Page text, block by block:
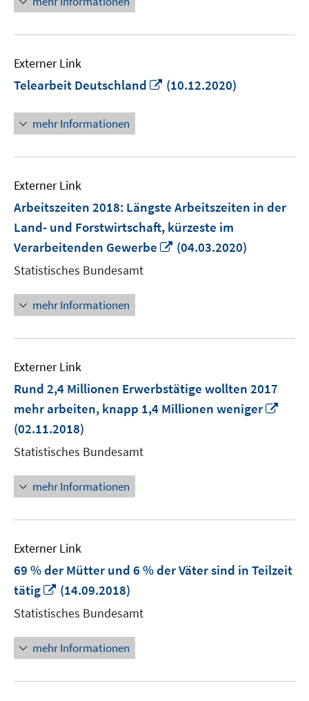
Externer Link
Telearbeit Deutschland
In
(10.12.2020)
mehr Informationen
Externer Link
Arbeitszeiten 2018: Längste Arbeitszeiten in der
Land- und Forstwirtschaft, kürzeste im
Verarbeitenden Gewerbe
In
(04.03.2020)
Statistisches Bundesamt
mehr Informationen
Externer Link
Rund 2,4 Millionen Erwerbstätige wollten 2017
mehr arbeiten, knapp 1,4 Millionen weniger
(02.11.2018)
Statistisches Bundesamt
mehr Informationen
Externer Link
69 % der Mütter und 6 % der Väter sind in Teilzeit
tätig
In
neuem
Fenster
öffnen
(14.09.2018)
Statistisches Bundesamt
mehr Informationen